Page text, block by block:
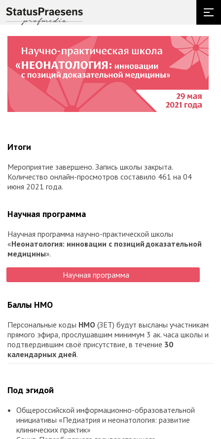
Итоги
Мероприятие завершено. Запись школы закрыта.
Количество онлайн-просмотров составило 461 на 04
июня 2021 года.
Научная программа
Научная программа научно-практической школы
«Неонатология: инновации с позиций доказательной
медицины».
Научная программа
Баллы НМО
Персональные коды НМО (ЗЕТ) будут высланы участникам
прямого эфира, прослушавшим минимум 3 ак. часа школы и
подтвердившим своё присутствие, в течение 30
календарных дней.
Под эгидой
Общероссийской информационно-образовательной
инициативы «Педиатрия и неонатология: развитие
клинических практик»